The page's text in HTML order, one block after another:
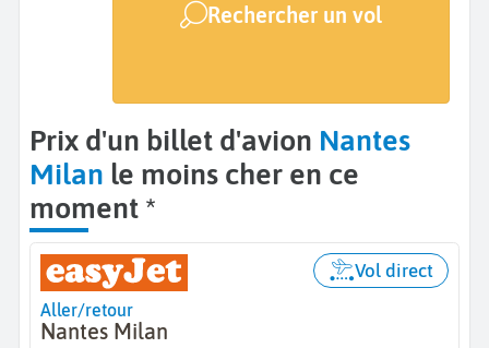
Rechercher un vol
Prix d'un billet d'avion Nantes
Milan le moins cher en ce
moment *
Aller/retour
Nantes Milan
Vol direct